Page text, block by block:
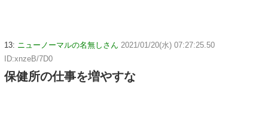
13: ニューノーマルの名無しさん 2021/01/20(水) 07:27:25.50
ID:xnzeB/7D0
保健所の仕事を増やすな